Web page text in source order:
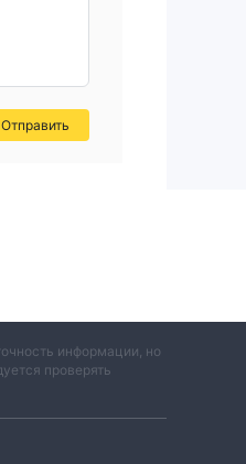
Отправить
информации, но
проверять